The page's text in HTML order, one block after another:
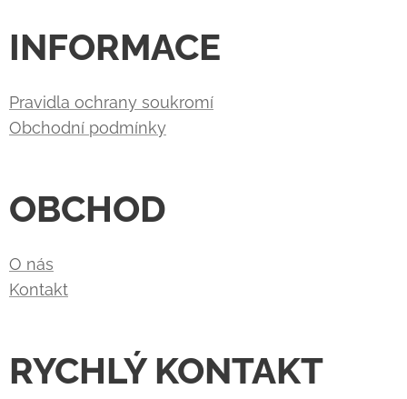
INFORMACE
Pravidla ochrany soukromí
Obchodní podmínky
OBCHOD
O nás
Kontakt
RYCHLÝ KONTAKT